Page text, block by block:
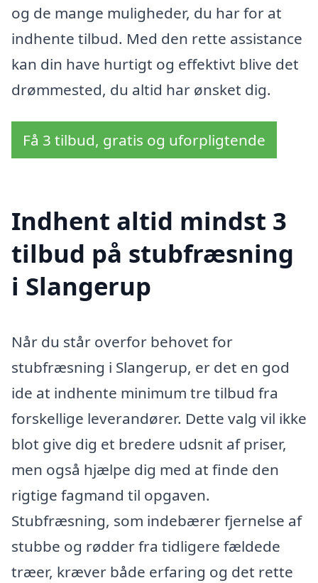
og de mange muligheder, du har for at
indhente tilbud. Med den rette assistance
kan din have hurtigt og effektivt blive det
drømmested, du altid har ønsket dig.
Få 3 tilbud, gratis og uforpligtende
Indhent altid mindst 3
tilbud på stubfræsning
i Slangerup
Når du står overfor behovet for
stubfræsning i Slangerup, er det en god
ide at indhente minimum tre tilbud fra
forskellige leverandører. Dette valg vil ikke
blot give dig et bredere udsnit af priser,
men også hjælpe dig med at finde den
rigtige fagmand til opgaven.
Stubfræsning, som indebærer fjernelse af
stubbe og rødder fra tidligere fældede
træer, kræver både erfaring og det rette